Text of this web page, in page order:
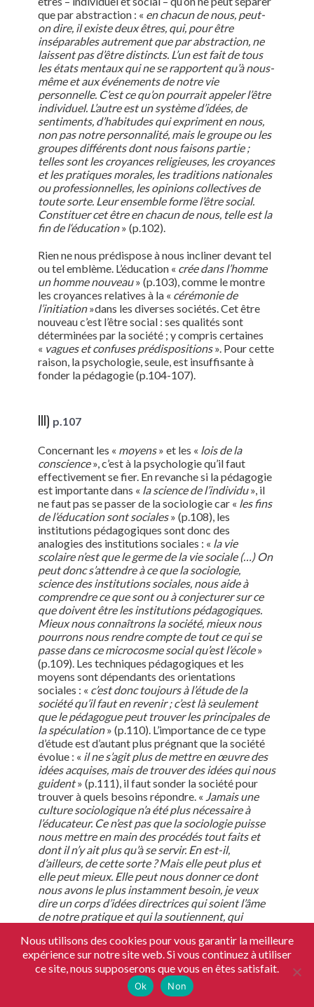
que par abstraction : « en chacun de nous, peut-
on dire, il existe deux êtres, qui, pour être
inséparables autrement que par abstraction, ne
laissent pas d’être distincts. L’un est fait de tous
les états mentaux qui ne se rapportent qu’à nous-
même et aux événements de notre vie
personnelle. C’est ce qu’on pourrait appeler l’être
individuel. L’autre est un système d’idées, de
sentiments, d’habitudes qui expriment en nous,
non pas notre personnalité, mais le groupe ou les
groupes différents dont nous faisons partie ;
telles sont les croyances religieuses, les croyances
et les pratiques morales, les traditions nationales
ou professionnelles, les opinions collectives de
toute sorte. Leur ensemble forme l’être social.
Constituer cet être en chacun de nous, telle est la
fin de l‘éducation» (p.102).
Rien ne nous prédispose à nous incliner devant tel
ou tel emblème. L’éducation « crée dans l’homme
un homme nouveau» (p.103), comme le montre
les croyances relatives à la « cérémonie de
l’initiation»dans les diverses sociétés. Cet être
nouveau c’est l’être social : ses qualités sont
déterminées par la société ; y compris certaines
« vagues et confuses prédispositions». Pour cette
raison, la psychologie, seule, est insuffisante à
fonder la pédagogie (p.104-107).
III) p.107
Concernant les « moyens» et les « lois de la
conscience», c’est à la psychologie qu’il faut
effectivement se fier. En revanche si la pédagogie
est importante dans « la science de l’individu», il
ne faut pas se passer de la sociologie car « les fins
de l’éducation sont sociales» (p.108), les
institutions pédagogiques sont donc des
analogies des institutions sociales : « la vie
scolaire n’est que le germe de la vie sociale (…) On
peut donc s’attendre à ce que la sociologie,
science des institutions sociales, nous aide à
comprendre ce que sont ou à conjecturer sur ce
que doivent être les institutions pédagogiques.
Mieux nous connaîtrons la société, mieux nous
pourrons nous rendre compte de tout ce qui se
passe dans ce microcosme social qu’est l’école»
(p.109). Les techniques pédagogiques et les
moyens sont dépendants des orientations
sociales : « c’est donc toujours à l’étude de la
société qu’il faut en revenir ; c’est là seulement
que le pédagogue peut trouver les principales de
la spéculation» (p.110). L’importance de ce type
d’étude est d’autant plus prégnant que la société
évolue : « il ne s’agit plus de mettre en œuvre des
idées acquises, mais de trouver des idées qui nous
guident» (p.111), il faut sonder la société pour
trouver à quels besoins répondre. « Jamais une
culture sociologique n’a été plus nécessaire à
l’éducateur. Ce n’est pas que la sociologie puisse
nous mettre en main des procédés tout faits et
dont il n’y ait plus qu’à se servir. En est-il,
d’ailleurs, de cette sorte ? Mais elle peut plus et
elle peut mieux. Elle peut nous donner ce dont
nous avons le plus instamment besoin, je veux
dire un corps d’idées directrices qui soient l’âme
de notre pratique et qui la soutiennent, qui
attachent ; ce qui est la condition nécessaire pour
que cette action soit féconde» (p.112).
Nous utilisons des cookies pour vous garantir la meilleure
expérience sur notre site web. Si vous continuez à utiliser
ce site, nous supposerons que vous en êtes satisfait.
Ok Non